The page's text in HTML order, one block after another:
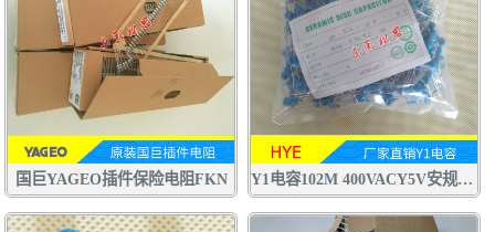
国巨YAGEO插件保险电阻FKN Y1电容102M 400VACY5V安规电容 交流陶瓷电容器